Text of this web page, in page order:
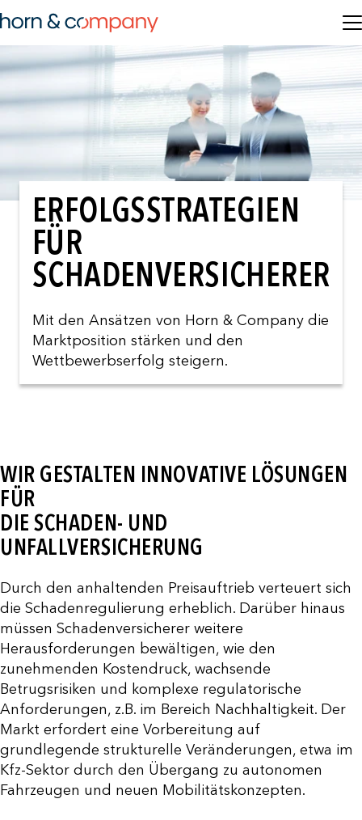
ERFOLGSSTRATEGIEN
FÜR
SCHADENVERSICHERER
Mit den Ansätzen von Horn & Company die
Marktposition stärken und den
Wettbewerbserfolg steigern.
WIR GESTALTEN INNOVATIVE LÖSUNGEN
FÜR
DIE SCHADEN- UND
UNFALLVERSICHERUNG
Durch den anhaltenden Preisauftrieb verteuert sich
die Schadenregulierung erheblich. Darüber hinaus
müssen Schadenversicherer weitere
Herausforderungen bewältigen, wie den
zunehmenden Kostendruck, wachsende
Betrugsrisiken und komplexe regulatorische
Anforderungen, z.B. im Bereich Nachhaltigkeit. Der
Markt erfordert eine Vorbereitung auf
grundlegende strukturelle Veränderungen, etwa im
Kfz-Sektor durch den Übergang zu autonomen
Fahrzeugen und neuen Mobilitätskonzepten.